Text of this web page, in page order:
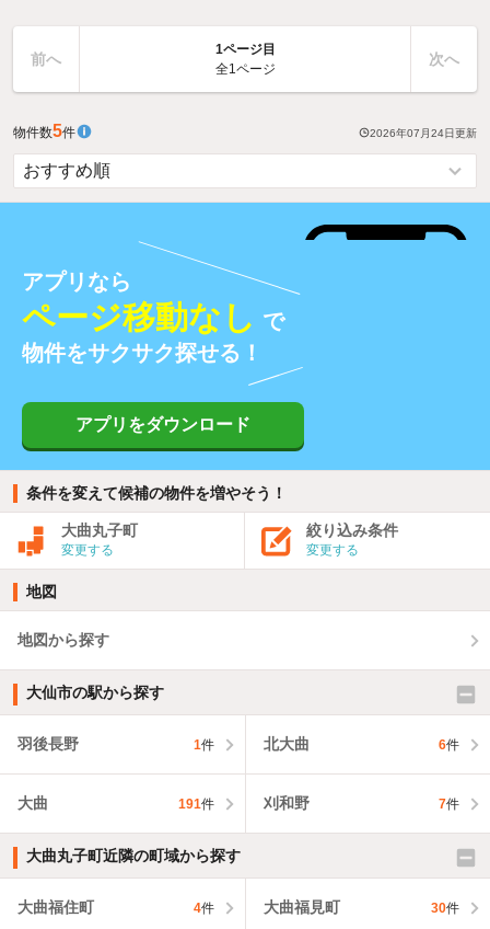
前へ
1ページ目
全1ページ
次へ
物件数5件 2026年07月24日更新
アプリなら
ページ移動なし で
物件をサクサク探せる！
アプリをダウンロード
条件を変えて候補の物件を増やそう！
大曲丸子町
変更する
絞り込み条件
変更する
地図
地図から探す
大仙市の駅から探す
羽後長野 1件 北大曲 6件
大曲 191件 刈和野 7件
大曲丸子町近隣の町域から探す
大曲福住町 4件 大曲福見町 30件